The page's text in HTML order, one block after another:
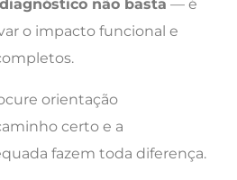
não basta — é
o impacto funcional e
orientação
certo e a
fazem toda diferença.